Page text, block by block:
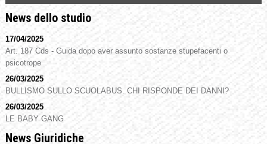
News dello studio
17/04/2025
Art. 187 Cds - Guida dopo aver assunto sostanze stupefacenti o
psicotrope
26/03/2025
BULLISMO SULLO SCUOLABUS. CHI RISPONDE DEI DANNI?
26/03/2025
LE BABY GANG
News Giuridiche